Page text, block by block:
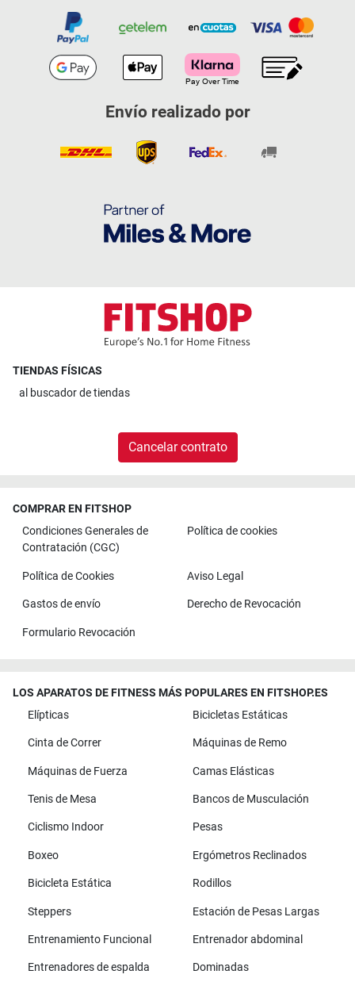
Envío realizado por
TIENDAS FÍSICAS
al buscador de tiendas
Cancelar contrato
COMPRAR EN FITSHOP
Condiciones Generales de
Contratación (CGC)
Política de cookies
Política de Cookies Aviso Legal
Gastos de envío Derecho de Revocación
Formulario Revocación
LOS APARATOS DE FITNESS MÁS POPULARES EN FITSHOP.ES
Elípticas
Bicicletas Estáticas
Cinta de Correr Máquinas de Remo
Máquinas de Fuerza Camas Elásticas
Tenis de Mesa Bancos de Musculación
Ciclismo Indoor Pesas
Boxeo Ergómetros Reclinados
Bicicleta Estática Rodillos
Steppers Estación de Pesas Largas
Entrenamiento Funcional Entrenador abdominal
Entrenadores de espalda Dominadas